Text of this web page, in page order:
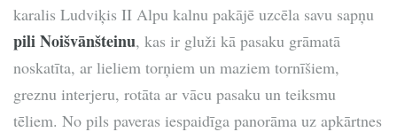
karalis Ludviķis II Alpu kalnu pakājē uzcēla savu sapņu
pili Noišvānšteinu, kas ir gluži kā pasaku grāmatā
noskatīta, ar lieliem torņiem un maziem tornīšiem,
greznu interjeru, rotāta ar vācu pasaku un teiksmu
tēliem. No pils paveras iespaidīga panorāma uz apkārtnes